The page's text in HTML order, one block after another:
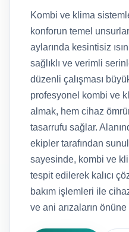
Kombi ve klima
konforun temel
aylarında kesintisiz
sağlıklı ve verimli
düzenli çalışması
profesyonel kombi ve
almak, hem cihaz
tasarrufu sağlar.
ekipler tarafından
sayesinde, kombi ve
tespit edilerek kalıcı
bakım işlemleri ile
ve ani arızaların